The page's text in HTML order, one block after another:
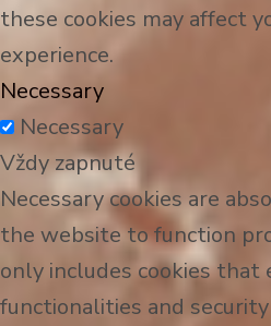
these cookies may affect
experience.
Necessary
Necessary
Vždy zapnuté
Necessary cookies are
the website to function
only includes cookies that
functionalities and